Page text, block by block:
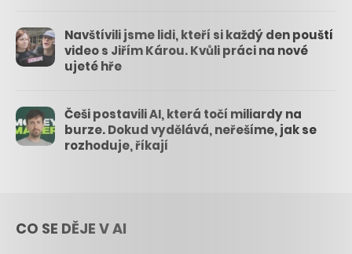
Navštívili jsme lidi, kteří si každý den pouští
video s Jiřím Károu. Kvůli práci na nové
ujeté hře
Češi postavili AI, která točí miliardy na
burze. Dokud vydělává, neřešíme, jak se
rozhoduje, říkají
CO SE DĚJE V AI